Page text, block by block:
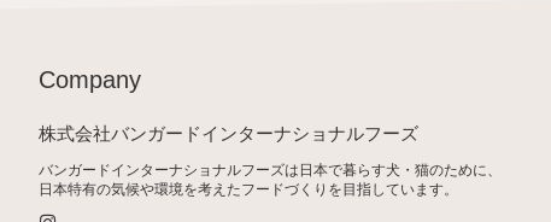
Company
株式会社バンガードインターナショナルフーズ
バンガードインターナショナルフーズは日本で暮らす犬・猫のために、
日本特有の気候や環境を考えたフードづくりを目指しています。